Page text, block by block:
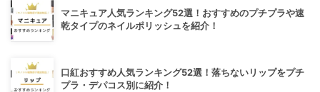
マニキュア人気ランキング52選！おすすめのプチプラや速
乾タイプのネイルポリッシュを紹介！
口紅おすすめ人気ランキング52選！落ちないリップをプチ
プラ・デパコス別に紹介！